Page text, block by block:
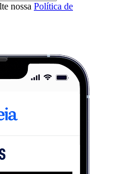
nossa Política de